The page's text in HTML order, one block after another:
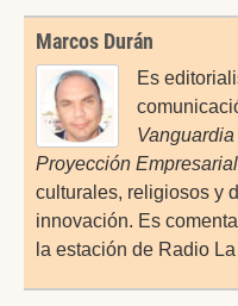
Marcos Durán
Es
Vanguardia
Proyección Empresarial
culturales, religiosos y
innovación. Es
la estación de Radio